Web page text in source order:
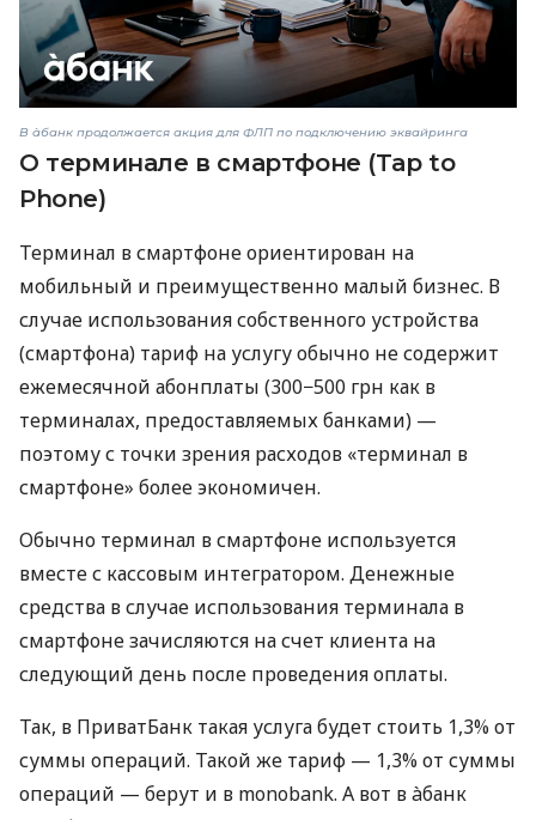
В àбанк продолжается акция для ФЛП по подключению эквайринга
О терминале в смартфоне (Tap to
Phone)
Терминал в смартфоне ориентирован на
мобильный и преимущественно малый бизнес. В
случае использования собственного устройства
(смартфона) тариф на услугу обычно не содержит
ежемесячной абонплаты (300−500 грн как в
терминалах, предоставляемых банками) —
поэтому с точки зрения расходов «терминал в
смартфоне» более экономичен.
Обычно терминал в смартфоне используется
вместе с кассовым интегратором. Денежные
средства в случае использования терминала в
смартфоне зачисляются на счет клиента на
следующий день после проведения оплаты.
Так, в ПриватБанк такая услуга будет стоить 1,3% от
суммы операций. Такой же тариф — 1,3% от суммы
операций — берут и в monobank. А вот в àбанк